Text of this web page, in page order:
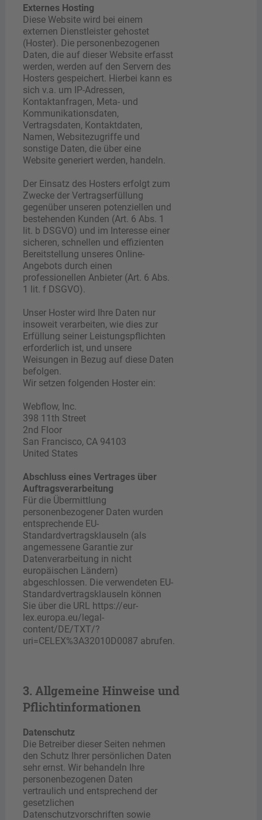
Externes Hosting
Diese Website wird bei einem
externen Dienstleister gehostet
(Hoster). Die personenbezogenen
Daten, die auf dieser Website erfasst
werden, werden auf den Servern des
Hosters gespeichert. Hierbei kann es
sich v.a. um IP-Adressen,
Kontaktanfragen, Meta- und
Kommunikationsdaten,
Vertragsdaten, Kontaktdaten,
Namen, Websitezugriffe und
sonstige Daten, die über eine
Website generiert werden, handeln.
Der Einsatz des Hosters erfolgt zum
Zwecke der Vertragserfüllung
gegenüber unseren potenziellen und
bestehenden Kunden (Art. 6 Abs. 1
lit. b DSGVO) und im Interesse einer
sicheren, schnellen und effizienten
Bereitstellung unseres Online-
Angebots durch einen
professionellen Anbieter (Art. 6 Abs.
1 lit. f DSGVO).
Unser Hoster wird Ihre Daten nur
insoweit verarbeiten, wie dies zur
Erfüllung seiner Leistungspflichten
erforderlich ist, und unsere
Weisungen in Bezug auf diese Daten
befolgen.
Wir setzen folgenden Hoster ein:
Webflow, Inc.
398 11th Street
2nd Floor
San Francisco, CA 94103
United States
Abschluss eines Vertrages über
Auftragsverarbeitung
Für die Übermittlung
personenbezogener Daten wurden
entsprechende EU-
Standardvertragsklauseln (als
angemessene Garantie zur
Datenverarbeitung in nicht
europäischen Ländern)
abgeschlossen. Die verwendeten EU-
Standardvertragsklauseln können
Sie über die URL https://eur-
lex.europa.eu/legal-
content/DE/TXT/?
uri=CELEX%3A32010D0087 abrufen.
3. Allgemeine Hinweise und
Pflichtinformationen
Datenschutz
Die Betreiber dieser Seiten nehmen
den Schutz Ihrer persönlichen Daten
sehr ernst. Wir behandeln Ihre
personenbezogenen Daten
vertraulich und entsprechend der
gesetzlichen
Datenschutzvorschriften sowie